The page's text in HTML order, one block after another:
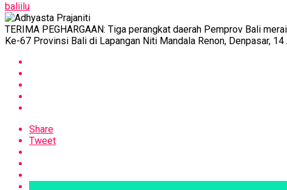
baliilu
TERIMA PEGHARGAAN: Tiga perangkat daerah Pemprov Bali
Ke-67 Provinsi Bali di Lapangan Niti Mandala Renon, Denpasar,
Share
Tweet